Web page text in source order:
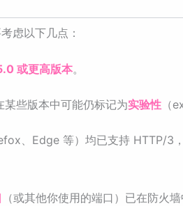
虑以下几点：
或更高版本。
些版本中可能仍标记为实验性 （
、Edge 等）均已支持 HTTP/3
（或其他你使用的端口）已在防火墙